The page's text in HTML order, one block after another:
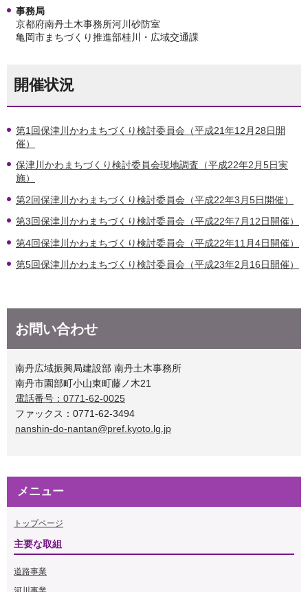
事務局
京都府南丹土木事務所河川砂防室
亀岡市まちづくり推進部桂川・広域交通課
開催状況
第1回保津川かわまちづくり検討委員会（平成21年12月28日開
催）
保津川かわまちづくり検討委員会現地調査（平成22年2月5日実
施）
第2回保津川かわまちづくり検討委員会（平成22年3月5日開催）
第3回保津川かわまちづくり検討委員会（平成22年7月12日開催）
第4回保津川かわまちづくり検討委員会（平成22年11月4日開催）
第5回保津川かわまちづくり検討委員会（平成23年2月16日開催）
お問い合わせ
南丹広域振興局建設部 南丹土木事務所
南丹市園部町小山東町藤ノ木21
電話番号：0771-62-0025
ファックス：0771-62-3494
nanshin-do-nantan@pref.kyoto.lg.jp
メニュー
トップページ
主要な取組
道路事業